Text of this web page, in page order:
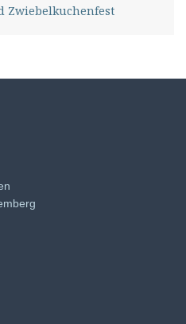
Zwiebelkuchenfest